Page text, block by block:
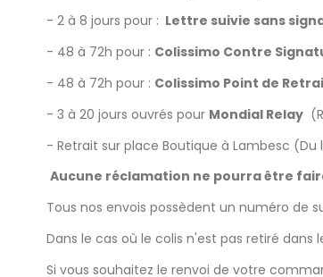
- 2 à 8 jours pour : Lettre suivie sans
- 48 à 72h pour : Colissimo Contre
- 48 à 72h pour : Colissimo Point de
- 3 à 20 jours ouvrés pour Mondial Relay
- Retrait sur place Boutique à Lambesc (Du
Aucune réclamation ne pourra être
Tous nos envois possèdent un numéro de
Dans le cas où le colis n'est pas retiré
Si vous souhaitez le renvoi de votre